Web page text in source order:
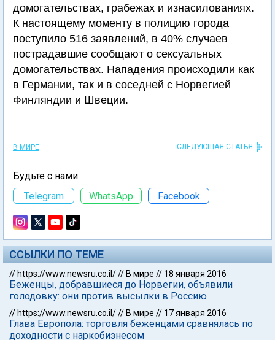
домогательствах, грабежах и изнасилованиях.
К настоящему моменту в полицию города
поступило 516 заявлений, в 40% случаев
пострадавшие сообщают о сексуальных
домогательствах. Нападения происходили как
в Германии, так и в соседней с Норвегией
Финляндии и Швеции.
В МИРЕ СЛЕДУЮЩАЯ СТАТЬЯ
Будьте с нами:
Telegram
WhatsApp Facebook
ССЫЛКИ ПО ТЕМЕ
// https://www.newsru.co.il/// В мире // 18 января 2016
Беженцы, добравшиеся до Норвегии, объявили
голодовку: они против высылки в Россию
// https://www.newsru.co.il/// В мире // 17 января 2016
Глава Европола: торговля беженцами сравнялась по
доходности с наркобизнесом